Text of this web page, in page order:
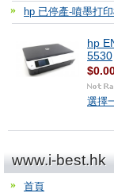
hp 已停產-噴墨打
hp
5530
選擇
www.i-best.hk
首頁